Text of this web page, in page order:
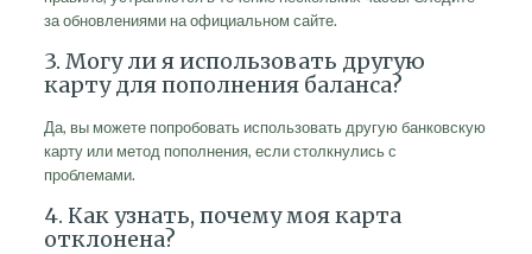
за обновлениями на официальном сайте.
3. Могу ли я использовать другую
карту для пополнения баланса?
Да, вы можете попробовать использовать другую банковскую
карту или метод пополнения, если столкнулись с
проблемами.
4. Как узнать, почему моя карта
отклонена?